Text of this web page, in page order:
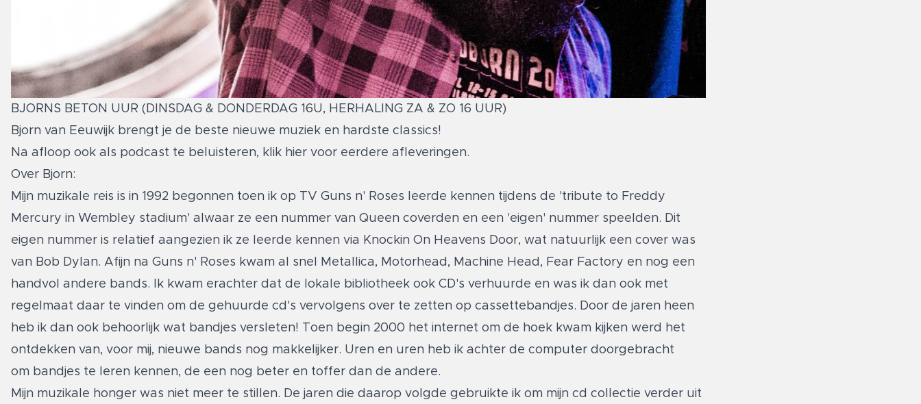
BJORNS BETON UUR (DINSDAG & DONDERDAG 16U, HERHALING ZA & ZO 16 UUR)
Bjorn van Eeuwijk brengt je de beste nieuwe muziek en hardste classics!
Na afloop ook als podcast te beluisteren, klik hier voor eerdere afleveringen.
Over Bjorn:
Mijn muzikale reis is in 1992 begonnen toen ik op TV Guns n' Roses leerde kennen tijdens de 'tribute to Freddy
Mercury in Wembley stadium' alwaar ze een nummer van Queen coverden en een 'eigen' nummer speelden. Dit
eigen nummer is relatief aangezien ik ze leerde kennen via Knockin On Heavens Door, wat natuurlijk een cover was
van Bob Dylan. Afijn na Guns n' Roses kwam al snel Metallica, Motorhead, Machine Head, Fear Factory en nog een
handvol andere bands. Ik kwam erachter dat de lokale bibliotheek ook CD's verhuurde en was ik dan ook met
regelmaat daar te vinden om de gehuurde cd's vervolgens over te zetten op cassettebandjes. Door de jaren heen
heb ik dan ook behoorlijk wat bandjes versleten! Toen begin 2000 het internet om de hoek kwam kijken werd het
ontdekken van, voor mij, nieuwe bands nog makkelijker. Uren en uren heb ik achter de computer doorgebracht
om bandjes te leren kennen, de een nog beter en toffer dan de andere.
Mijn muzikale honger was niet meer te stillen. De jaren die daarop volgde gebruikte ik om mijn cd collectie verder uit